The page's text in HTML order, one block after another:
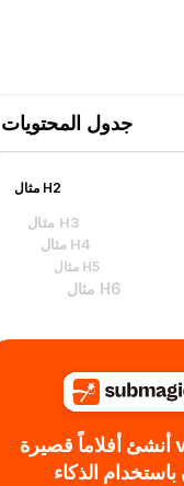
جدول المحتويات
مثال H2
مثال H3
مثال H4
مثال H5
مثال H6
أنشئ أفلاماً قصيرة viral في
باستخدام الذكاء